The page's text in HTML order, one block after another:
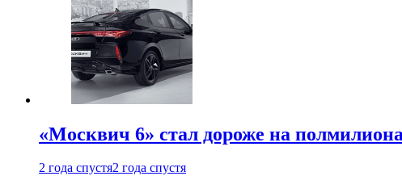
«Москвич 6» стал дороже на
2 года спустя2 года спустя